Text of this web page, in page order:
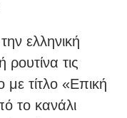
ελληνική
τις
με τίτλο «Επική
το κανάλι